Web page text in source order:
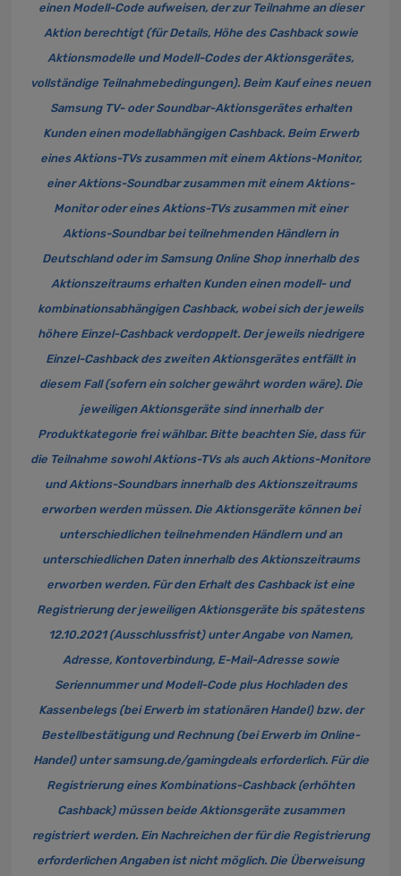
einen Modell-Code aufweisen, der zur Teilnahme an dieser
Aktion berechtigt (für Details, Höhe des Cashback sowie
Aktionsmodelle und Modell-Codes der Aktionsgerätes,
vollständige Teilnahmebedingungen). Beim Kauf eines neuen
Samsung TV- oder Soundbar-Aktionsgerätes erhalten
Kunden einen modellabhängigen Cashback. Beim Erwerb
eines Aktions-TVs zusammen mit einem Aktions-Monitor,
einer Aktions-Soundbar zusammen mit einem Aktions-
Monitor oder eines Aktions-TVs zusammen mit einer
Aktions-Soundbar bei teilnehmenden Händlern in
Deutschland oder im Samsung Online Shop innerhalb des
Aktionszeitraums erhalten Kunden einen modell- und
kombinationsabhängigen Cashback, wobei sich der jeweils
höhere Einzel-Cashback verdoppelt. Der jeweils niedrigere
Einzel-Cashback des zweiten Aktionsgerätes entfällt in
diesem Fall (sofern ein solcher gewährt worden wäre). Die
jeweiligen Aktionsgeräte sind innerhalb der
Produktkategorie frei wählbar. Bitte beachten Sie, dass für
die Teilnahme sowohl Aktions-TVs als auch Aktions-Monitore
und Aktions-Soundbars innerhalb des Aktionszeitraums
erworben werden müssen. Die Aktionsgeräte können bei
unterschiedlichen teilnehmenden Händlern und an
unterschiedlichen Daten innerhalb des Aktionszeitraums
erworben werden. Für den Erhalt des Cashback ist eine
Registrierung der jeweiligen Aktionsgeräte bis spätestens
12.10.2021 (Ausschlussfrist) unter Angabe von Namen,
Adresse, Kontoverbindung, E-Mail-Adresse sowie
Seriennummer und Modell-Code plus Hochladen des
Kassenbelegs (bei Erwerb im stationären Handel) bzw. der
Bestellbestätigung und Rechnung (bei Erwerb im Online-
Handel) unter samsung.de/gamingdeals erforderlich. Für die
Registrierung eines Kombinations-Cashback (erhöhten
Cashback) müssen beide Aktionsgeräte zusammen
registriert werden. Ein Nachreichen der für die Registrierung
erforderlichen Angaben ist nicht möglich. Die Überweisung